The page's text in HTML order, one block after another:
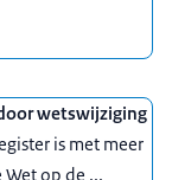
wetswijziging
is met meer
op de ...